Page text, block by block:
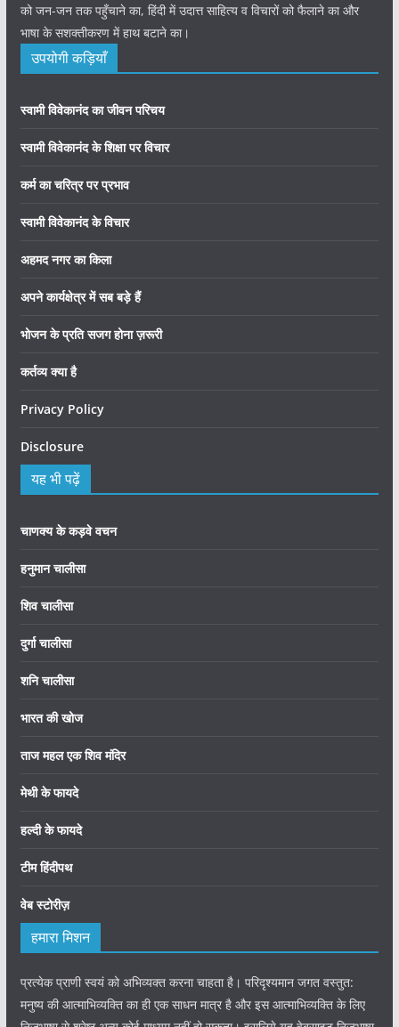
को जन-जन तक पहुँचाने का, हिंदी में उदात्त साहित्य व विचारों को फैलाने का और
भाषा के सशक्तीकरण में हाथ बटाने का।
उपयोगी कड़ियाँ
स्वामी विवेकानंद का जीवन परिचय
स्वामी विवेकानंद के शिक्षा पर विचार
कर्म का चरित्र पर प्रभाव
स्वामी विवेकानंद के विचार
अहमद नगर का किला
अपने कार्यक्षेत्र में सब बड़े हैं
भोजन के प्रति सजग होना ज़रूरी
कर्तव्य क्या है
Privacy Policy
Disclosure
यह भी पढ़ें
चाणक्य के कड़वे वचन
हनुमान चालीसा
शिव चालीसा
दुर्गा चालीसा
शनि चालीसा
भारत की खोज
ताज महल एक शिव मंदिर
मेथी के फायदे
हल्दी के फायदे
टीम हिंदीपथ
वेब स्टोरीज़
हमारा मिशन
प्रत्येक प्राणी स्वयं को अभिव्यक्त करना चाहता है। परिदृश्यमान जगत वस्तुत:
मनुष्य की आत्माभिव्यक्ति का ही एक साधन मात्र है और इस आत्माभिव्यक्ति के लिए